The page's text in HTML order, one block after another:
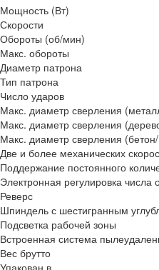
Мощность (Вт)
Скорости
Обороты (об/мин)
Макс. обороты
Диаметр патрона
Тип патрона
Число ударов
Макс. диаметр сверления
Макс. диаметр сверления
Макс. диаметр сверления
Две и более механических
Поддержание постоянного
Электронная регулировка числа
Реверс
Шпиндель с шестигранным
Подсветка рабочей зоны
Встроенная система
Вес брутто